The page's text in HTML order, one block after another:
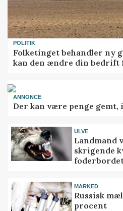
POLITIK
Folketinget behandler ny
kan den ændre din bedrift
ANNONCE
Der kan være penge
ULVE
Landmand
skrigende
MARKED
Russisk
procent